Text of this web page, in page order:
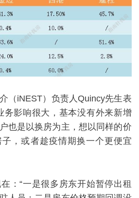
（iNEST）负责人Quincy先生表
务影响很大，基本没有外来新增
也是以换房为主，想以同样的价
，或者趁疫情期换一个更便宜
：“一是很多房东开始暂停出租